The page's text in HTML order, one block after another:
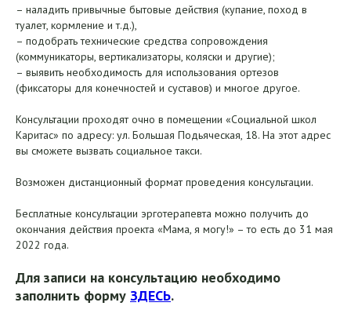
– наладить привычные бытовые действия (купание, поход в
туалет, кормление и т.д.),
– подобрать технические средства сопровождения
(коммуникаторы, вертикализаторы, коляски и другие);
– выявить необходимость для использования ортезов
(фиксаторы для конечностей и суставов) и многое другое.
Консультации проходят очно в помещении «Социальной школ
Каритас» по адресу: ул. Большая Подьяческая, 18. На этот адрес
вы сможете вызвать социальное такси.
Возможен дистанционный формат проведения консультации.
Бесплатные консультации эрготерапевта можно получить до
окончания действия проекта «Мама, я могу!» – то есть до 31 мая
2022 года.
Для записи на консультацию необходимо
заполнить форму ЗДЕСЬ.